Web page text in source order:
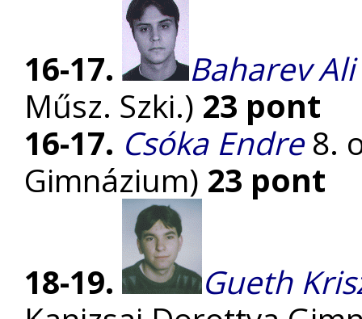
16-17. Baharev Ali
Műsz. Szki.) 23 pont
16-17. Csóka Endre8.
Gimnázium) 23 pont
18-19.
Gueth